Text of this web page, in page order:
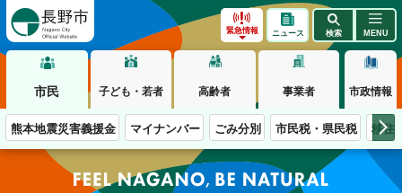
緊急情報 ニュース 検索 MENU
市民 子ども・若者 高齢者 事業者 市政情報
熊本地震災害義援金 マイナンバー ごみ分別 市民税・県民税 移住
この街で、わたしらしく生きる。長野市